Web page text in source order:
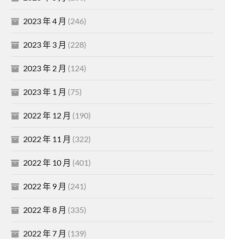
2023 年 4 月 (246)
2023 年 3 月 (228)
2023 年 2 月 (124)
2023 年 1 月 (75)
2022 年 12 月 (190)
2022 年 11 月 (322)
2022 年 10 月 (401)
2022 年 9 月 (241)
2022 年 8 月 (335)
2022 年 7 月 (139)